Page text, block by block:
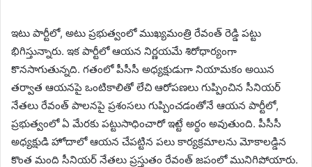
ఇటు పార్టీలో, అటు ప్రభుత్వంలో ముఖ్యమంత్రి రేవంత్ రెడ్డి పట్టు
భిగిస్తున్నారు. ఇక పార్టీలో ఆయన నిర్ణయమే శిరోధార్యంగా
కొనసాగుతున్నది. గతంలో పీసీసీ అధ్యక్షుడుగా నియామకం అయిన
తర్వాత ఆయనపై ఒంటికాలితో లేచి ఆరోపణలు గుప్పించిన సీనియర్
నేతలు రేవంత్ పాలనపై ప్రశంసలు గుప్పించడంతోనే ఆయన పార్టీలో,
ప్రభుత్వంలో ఏ మేరకు పట్టుసాధించారో ఇట్టే అర్థం అవుతుంది. పీసీసీ
అధ్యక్షుడి హోదాలో ఆయన చేపట్టిన పలు కార్యక్రమాలను మోకాలడ్డిన
కొంత మంది సీనియర్ నేతలు ప్రస్తుతం రేవంత్ జపంలో మునిగిపోయారు.